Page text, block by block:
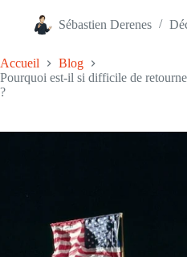
Sébastien Derenes
Accueil
Blog
Pourquoi est-il si difficile de
?